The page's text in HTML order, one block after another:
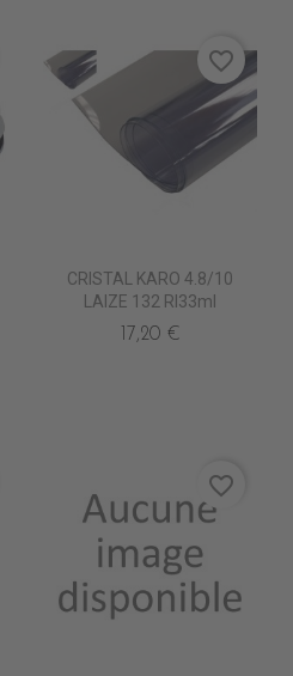
CRISTAL KARO 4.8/10
LAIZE 132 Rl33ml
17,20 €
favorite_border
favorite_border